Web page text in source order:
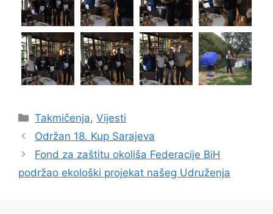
Takmičenja,Vijesti
Održan 18. Kup Sarajeva
Fond za zaštitu okoliša Federacije BiH
podržao ekološki projekat našeg Udruženja